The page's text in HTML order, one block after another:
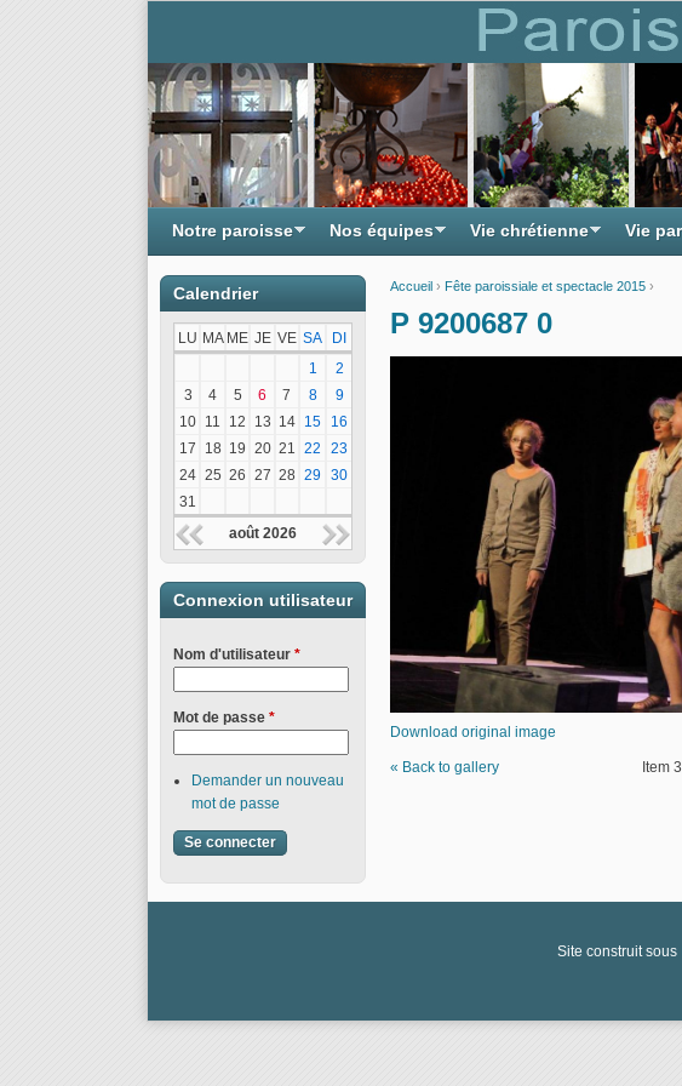
Accueil › Fête paroissiale et spectacle 2015 ›
P 9200687 0
Download original image
« Back to gallery Item
Notre paroisse Nos équipes Vie chrétienne Vie
Calendrier
LU MA ME JE VE SA
DI
1
2
3
4 5 6 7 8
9
10 11 12 13 14 15
16
17
18 19 20 21 22
23
24 25 26 27 28 29 30
31
août 2026
Connexion utilisateur
Nom d'utilisateur *
Mot de passe *
Demander un nouveau
mot de passe
Site construit sous